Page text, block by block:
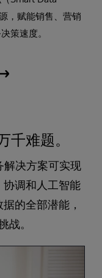
，赋能销售、营销
策速度。
难题。
解决方案可实现
调和人工智能
的全部潜能，
战。